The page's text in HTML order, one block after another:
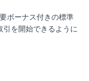
ボーナス付きの標準
引を開始できるように